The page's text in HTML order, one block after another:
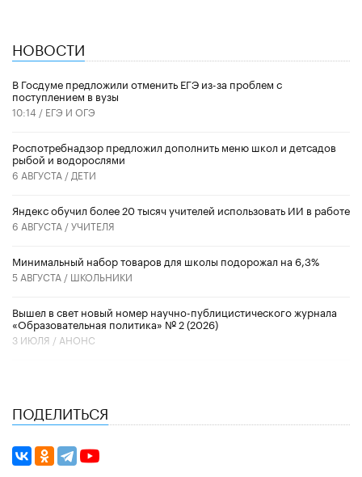
НОВОСТИ
В Госдуме предложили отменить ЕГЭ из-за проблем с
поступлением в вузы
10:14 / ЕГЭ И ОГЭ
Роспотребнадзор предложил дополнить меню школ и детсадов
рыбой и водорослями
6 АВГУСТА / ДЕТИ
​Яндекс обучил более 20 тысяч учителей использовать ИИ в работе
6 АВГУСТА /УЧИТЕЛЯ
Минимальный набор товаров для школы подорожал на 6,3%
5 АВГУСТА / ШКОЛЬНИКИ
Вышел в свет новый номер научно-публицистического журнала
«Образовательная политика» № 2 (2026)
3 ИЮЛЯ / АНОНС
ПОДЕЛИТЬСЯ